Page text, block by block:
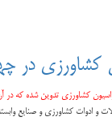
و ادوات کشاورزی و صنایع